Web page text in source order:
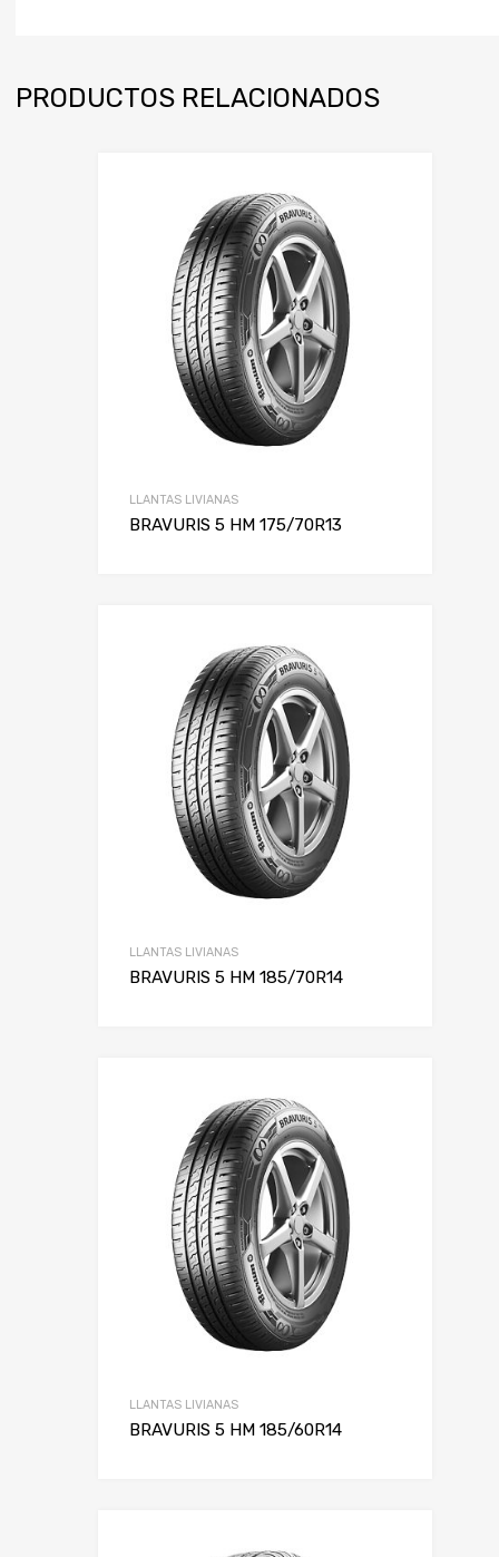
PRODUCTOS RELACIONADOS
LLANTAS LIVIANAS
BRAVURIS 5 HM 175/70R13
LLANTAS LIVIANAS
BRAVURIS 5 HM 185/70R14
LLANTAS LIVIANAS
BRAVURIS 5 HM 185/60R14